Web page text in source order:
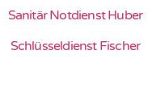
Sanitär Notdienst Huber
Schlüsseldienst Fischer